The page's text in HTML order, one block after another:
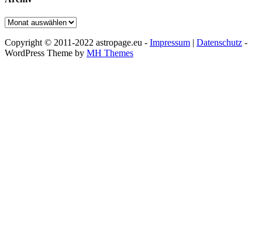
Archiv
Copyright © 2011-2022 astropage.eu - Impressum | Datenschutz -
WordPress Theme by MH Themes